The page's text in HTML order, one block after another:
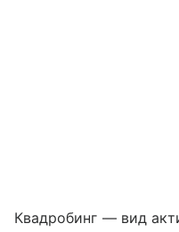
Квадробинг — вид